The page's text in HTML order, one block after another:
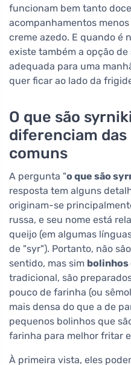
funcionam bem tanto
acompanhamentos
creme azedo. E quando é
existe também a opção de
adequada para uma
quer ficar ao lado da
O que são
diferenciam das
comuns
A pergunta "o que são
resposta tem alguns
originam-se
russa, e seu nome está
queijo (em algumas
de "syr"). Portanto, não
sentido, mas sim bolinhos
tradicional, são
pouco de farinha (ou
mais densa do que a de
pequenos bolinhos que
farinha para melhor fritar
À primeira vista, eles